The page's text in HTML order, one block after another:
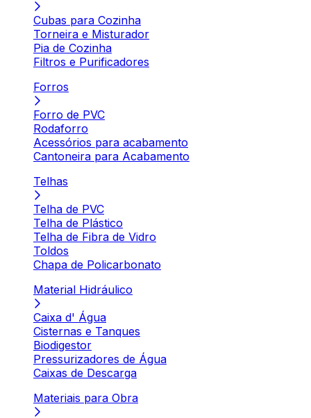
Cubas para Cozinha
Torneira e Misturador
Pia de Cozinha
Filtros e Purificadores
Forros
Forro de PVC
Rodaforro
Acessórios para acabamento
Cantoneira para Acabamento
Telhas
Telha de PVC
Telha de Plástico
Telha de Fibra de Vidro
Toldos
Chapa de Policarbonato
Material Hidráulico
Caixa d' Água
Cisternas e Tanques
Biodigestor
Pressurizadores de Água
Caixas de Descarga
Materiais para Obra